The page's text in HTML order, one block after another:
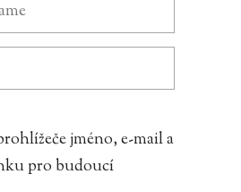
jméno, e-mail a
pro budoucí